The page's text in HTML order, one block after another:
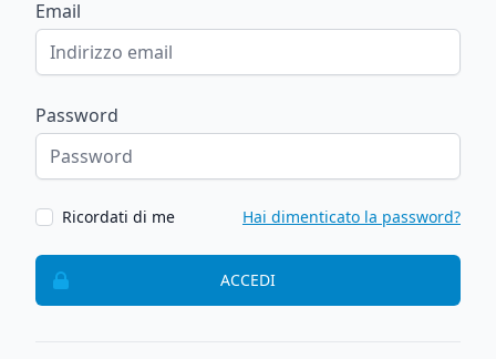
Email
Password
Ricordati di me Hai dimenticato la password?
ACCEDI